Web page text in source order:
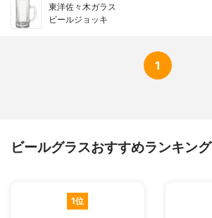
東洋佐々木ガラス
ビールジョッキ
1
ビールグラスおすすめランキング
1位